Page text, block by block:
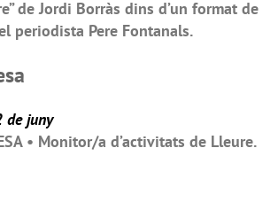
de Jordi Borràs dins d’un format de
periodista Pere Fontanals.
de juny
• Monitor/a d’activitats de Lleure.